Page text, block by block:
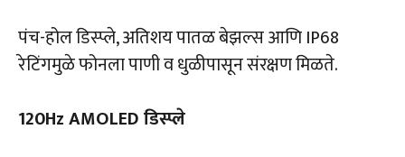
पंच-होल डिस्प्ले, अतिशय पातळ बेझल्स आणि IP68
रेटिंगमुळे फोनला पाणी व धुळीपासून संरक्षण मिळते.
120Hz AMOLED डिस्प्ले